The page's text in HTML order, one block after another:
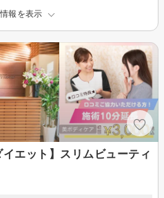
報を表示
エット】スリムビューティ